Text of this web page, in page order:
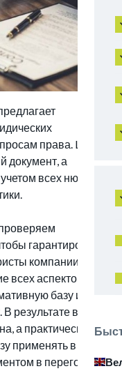
права. Legal
документ, а
всех нюансов
гарантировать
компании
всех аспектов
базу и
результате вы
а практические
применять в
в переговорах